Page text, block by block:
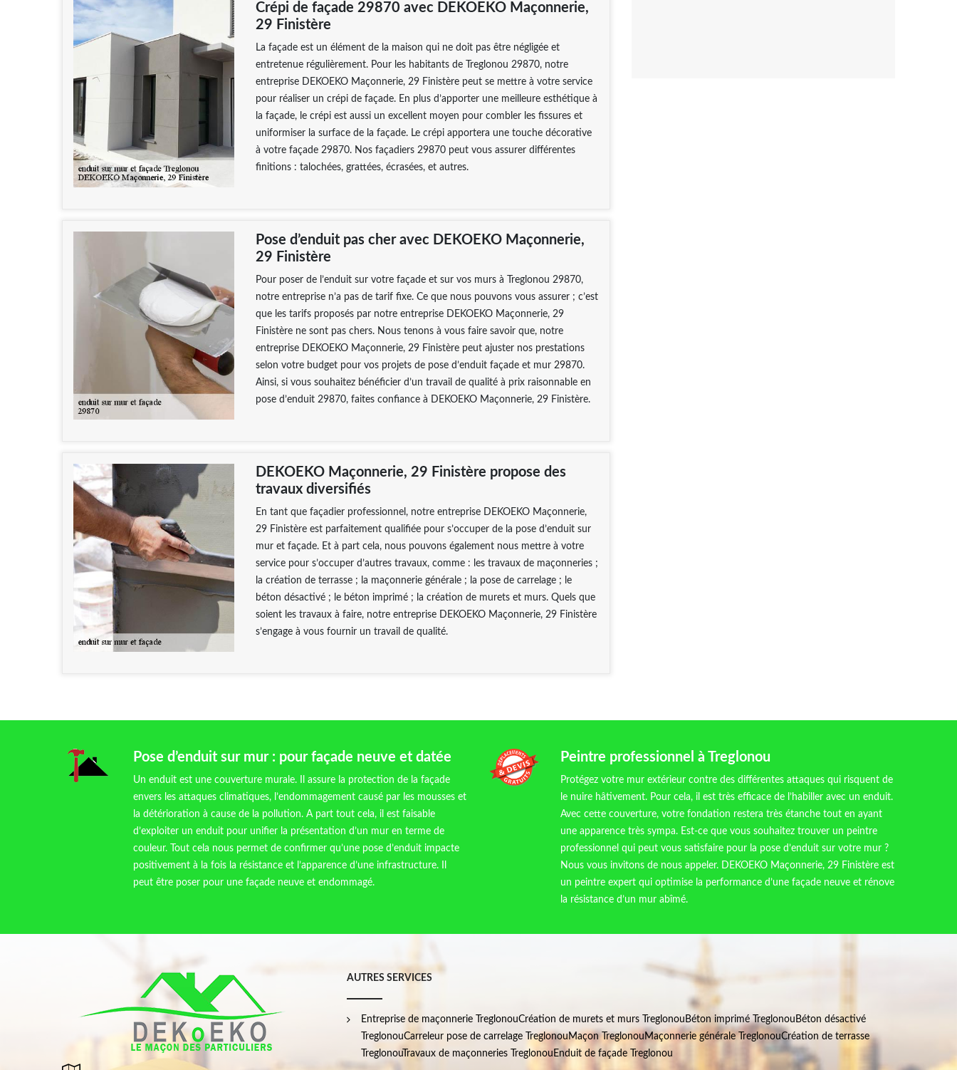
Crépi de façade 29870 avec DEKOEKO Maçonnerie,
29 Finistère
La façade est un élément de la maison qui ne doit pas être négligée et
entretenue régulièrement. Pour les habitants de Treglonou 29870, notre
entreprise DEKOEKO Maçonnerie, 29 Finistère peut se mettre à votre service
pour réaliser un crépi de façade. En plus d’apporter une meilleure esthétique à
la façade, le crépi est aussi un excellent moyen pour combler les fissures et
uniformiser la surface de la façade. Le crépi apportera une touche décorative
à votre façade 29870. Nos façadiers 29870 peut vous assurer différentes
finitions : talochées, grattées, écrasées, et autres.
Pose d’enduit pas cher avec DEKOEKO Maçonnerie,
29 Finistère
Pour poser de l’enduit sur votre façade et sur vos murs à Treglonou 29870,
notre entreprise n’a pas de tarif fixe. Ce que nous pouvons vous assurer ; c’est
que les tarifs proposés par notre entreprise DEKOEKO Maçonnerie, 29
Finistère ne sont pas chers. Nous tenons à vous faire savoir que, notre
entreprise DEKOEKO Maçonnerie, 29 Finistère peut ajuster nos prestations
selon votre budget pour vos projets de pose d’enduit façade et mur 29870.
Ainsi, si vous souhaitez bénéficier d’un travail de qualité à prix raisonnable en
pose d’enduit 29870, faites confiance à DEKOEKO Maçonnerie, 29 Finistère.
DEKOEKO Maçonnerie, 29 Finistère propose des
travaux diversifiés
En tant que façadier professionnel, notre entreprise DEKOEKO Maçonnerie,
29 Finistère est parfaitement qualifiée pour s’occuper de la pose d’enduit sur
mur et façade. Et à part cela, nous pouvons également nous mettre à votre
service pour s’occuper d’autres travaux, comme : les travaux de maçonneries ;
la création de terrasse ; la maçonnerie générale ; la pose de carrelage ; le
béton désactivé ; le béton imprimé ; la création de murets et murs. Quels que
soient les travaux à faire, notre entreprise DEKOEKO Maçonnerie, 29 Finistère
s’engage à vous fournir un travail de qualité.
Pose d’enduit sur mur : pour façade neuve et datée
Un enduit est une couverture murale. Il assure la protection de la façade
envers les attaques climatiques, l’endommagement causé par les mousses et
la détérioration à cause de la pollution. A part tout cela, il est faisable
d’exploiter un enduit pour unifier la présentation d’un mur en terme de
couleur. Tout cela nous permet de confirmer qu’une pose d’enduit impacte
positivement à la fois la résistance et l’apparence d’une infrastructure. Il
peut être poser pour une façade neuve et endommagé.
Peintre professionnel à Treglonou
Protégez votre mur extérieur contre des différentes attaques qui risquent de
le nuire hâtivement. Pour cela, il est très efficace de l’habiller avec un enduit.
Avec cette couverture, votre fondation restera très étanche tout en ayant
une apparence très sympa. Est-ce que vous souhaitez trouver un peintre
professionnel qui peut vous satisfaire pour la pose d’enduit sur votre mur ?
Nous vous invitons de nous appeler. DEKOEKO Maçonnerie, 29 Finistère est
un peintre expert qui optimise la performance d’une façade neuve et rénove
la résistance d’un mur abîmé.
AUTRES SERVICES
Entreprise de maçonnerie TreglonouCréation de murets et murs Treglonou Béton imprimé Treglonou Béton désactivé
TreglonouCarreleur pose de carrelage TreglonouMaçon Treglonou Maçonnerie générale TreglonouCréation de terrasse
TreglonouTravaux de maçonneries Treglonou Enduit de façade Treglonou